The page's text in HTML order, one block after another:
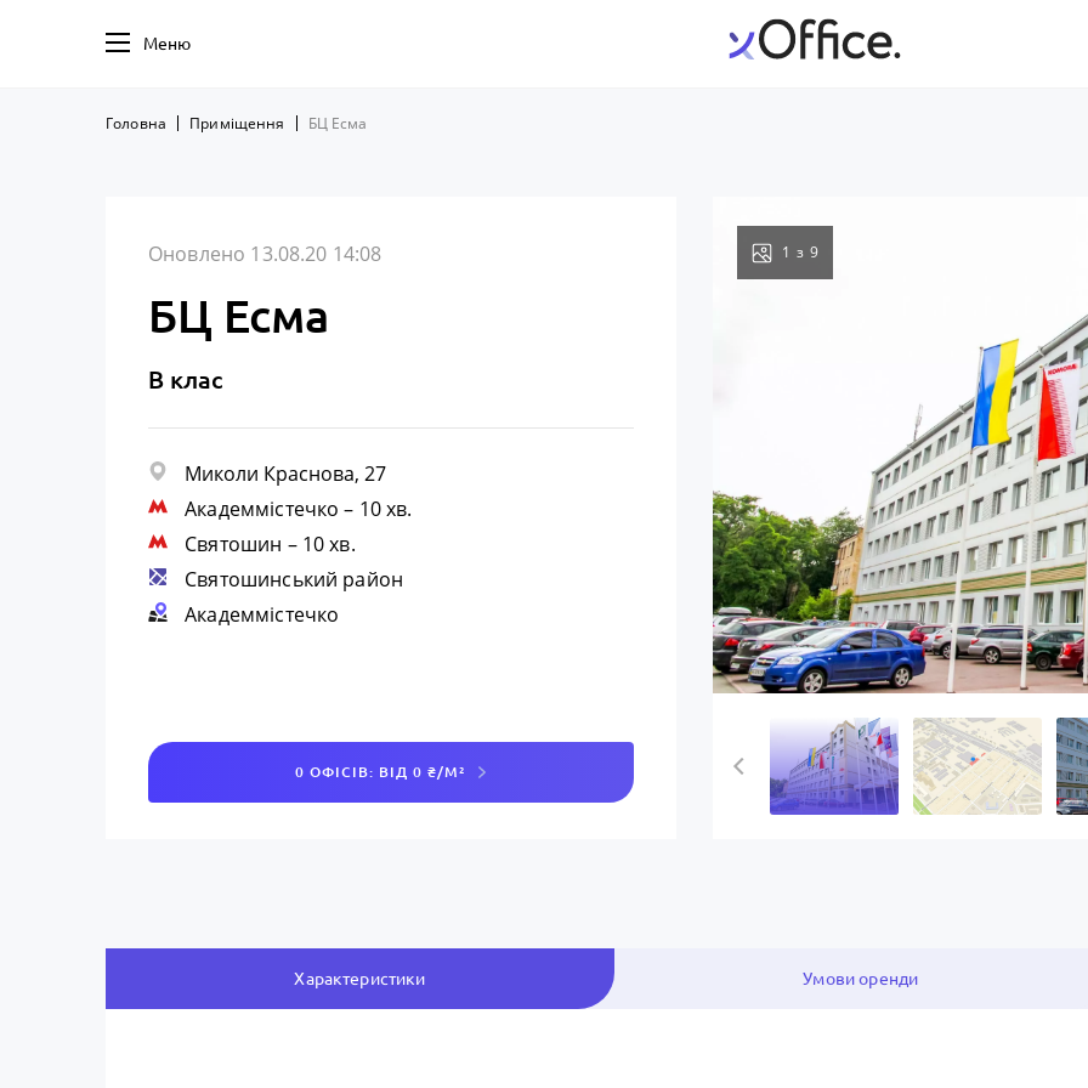
Меню
Головна Приміщення БЦ Есма
Оновлено 13.08.20 14:08
БЦ Есма
B клас
Миколи Краснова, 27
Академмістечко – 10 хв.
Святошин – 10 хв.
Святошинський район
Академмістечко
0 ОФІСІВ: ВІД 0 ₴/М²
1 з 9
Характеристики Умови оренди